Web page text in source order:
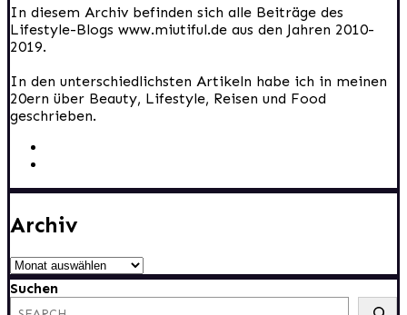
In diesem Archiv befinden sich alle Beiträge des
Lifestyle-Blogs www.miutiful.de aus den Jahren 2010-
2019.
In den unterschiedlichsten Artikeln habe ich in meinen
20ern über Beauty, Lifestyle, Reisen und Food
geschrieben.
Archiv
Archiv
Suchen